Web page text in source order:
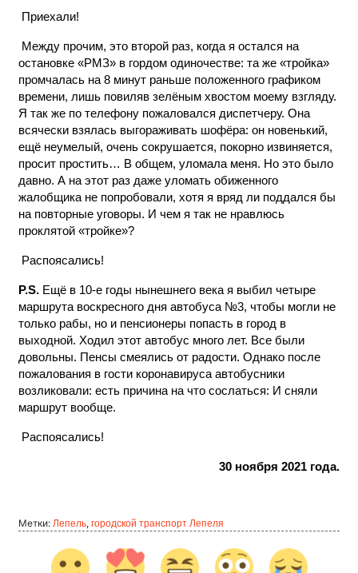
Приехали!
Между прочим, это второй раз, когда я остался на
остановке «РМЗ» в гордом одиночестве: та же «тройка»
промчалась на 8 минут раньше положенного графиком
времени, лишь повиляв зелёным хвостом моему взгляду.
Я так же по телефону пожаловался диспетчеру. Она
всячески взялась выгораживать шофёра: он новенький,
ещё неумелый, очень сокрушается, покорно извиняется,
просит простить… В общем, уломала меня. Но это было
давно. А на этот раз даже уломать обиженного
жалобщика не попробовали, хотя я вряд ли поддался бы
на повторные уговоры. И чем я так не нравлюсь
проклятой «тройке»?
Распоясались!
P.S. Ещё в 10-е годы нынешнего века я выбил четыре
маршрута воскресного дня автобуса №3, чтобы могли не
только рабы, но и пенсионеры попасть в город в
выходной. Ходил этот автобус много лет. Все были
довольны. Пенсы смеялись от радости. Однако после
пожалования в гости коронавируса автобусники
возликовали: есть причина на что сослаться: И сняли
маршрут вообще.
Распоясались!
30 ноября 2021 года.
Метки: Лепель, городской транспорт Лепеля